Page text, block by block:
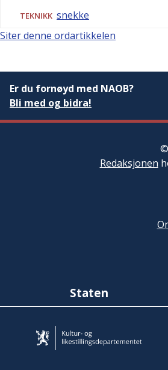
TEKNIKK snekke
Siter denne ordartikkelen
Er du fornøyd med NAOB?
Bli med og bidra!
©
Redaksjonen
Staten